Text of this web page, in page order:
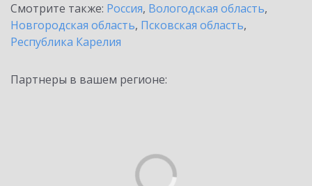
Смотрите также: Россия, Вологодская область,
Новгородская область, Псковская область,
Республика Карелия
Партнеры в вашем регионе: